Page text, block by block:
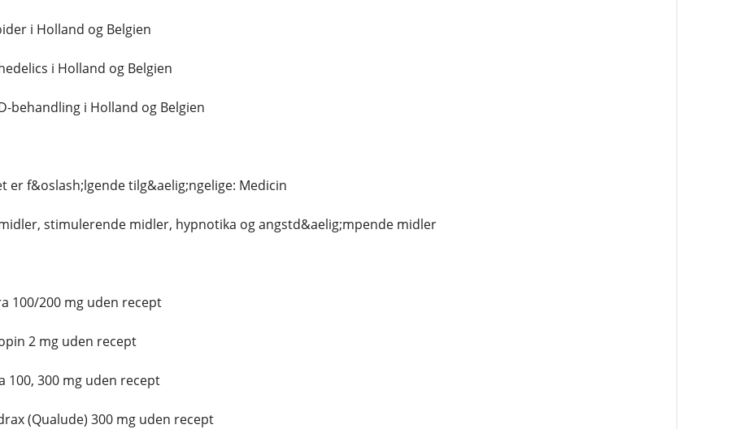
i Holland og Belgien
i Holland og Belgien
behandling i Holland og Belgien
er f&oslash;lgende tilg&aelig;ngelige: Medicin
stimulerende midler, hypnotika og angstd&aelig;mpende midler
100/200 mg uden recept
2 mg uden recept
100, 300 mg uden recept
(Qualude) 300 mg uden recept